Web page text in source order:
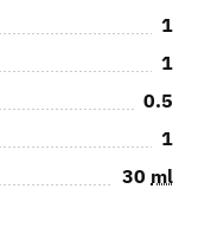
1
1
0.5
1
30 ml